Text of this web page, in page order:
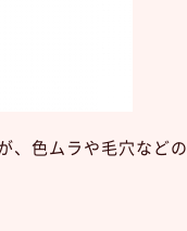
、色ムラや毛穴などの